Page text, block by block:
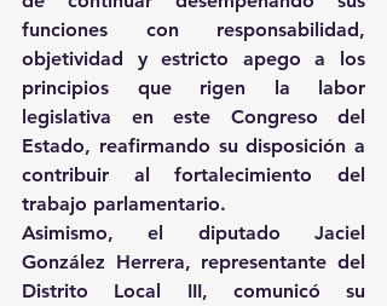
funciones con responsabilidad,
objetividad y estricto apego a los
principios que rigen la labor
legislativa en este Congreso del
Estado, reafirmando su disposición a
contribuir al fortalecimiento del
trabajo parlamentario.
Asimismo, el diputado Jaciel
González Herrera, representante del
Distrito Local III, comunicó su